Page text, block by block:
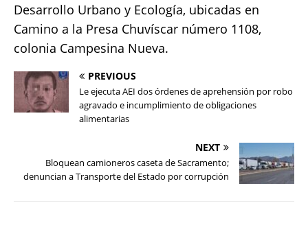
Desarrollo Urbano y Ecología, ubicadas en
Camino a la Presa Chuvíscar número 1108,
colonia Campesina Nueva.
PREVIOUS
Le ejecuta AEI dos órdenes de aprehensión por robo
agravado e incumplimiento de obligaciones
alimentarias
NEXT
Bloquean camioneros caseta de Sacramento;
denuncian a Transporte del Estado por corrupción